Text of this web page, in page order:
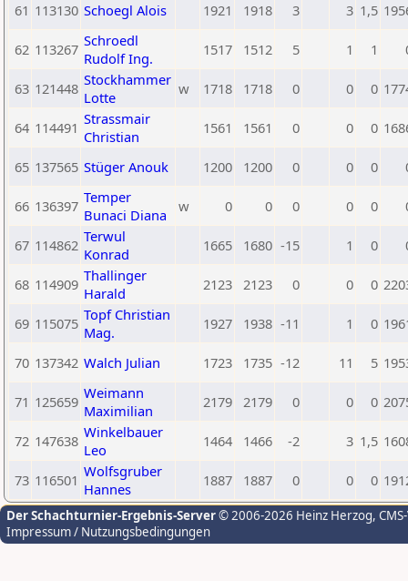
61 113130 Schoegl Alois 1921 1918 3 3 1,5
62 113267 Schroedl
Rudolf Ing.
1517 1512 5 1 1
63 121448 Stockhammer
Lotte
w 1718 1718 0 0 0
64 114491 Strassmair
Christian
1561 1561 0 0 0
65 137565 Stüger Anouk 1200 1200 0 0 0
66 136397 Temper
Bunaci Diana
w 0 0 0 0 0
67 114862 Terwul
Konrad
1665 1680 -15 1 0
68 114909 Thallinger
Harald
2123 2123 0 0 0
69 115075 Topf Christian
Mag.
1927 1938 -11 1 0
70 137342 Walch Julian 1723 1735 -12 11 5
71 125659 Weimann
Maximilian
2179 2179 0 0 0
72 147638 Winkelbauer
Leo
1464 1466 -2 3 1,5
73 116501 Wolfsgruber
Hannes
1887 1887 0 0 0
Der Schachturnier-Ergebnis-Server© 2006-2026 Heinz Herzog,
Impressum / Nutzungsbedingungen